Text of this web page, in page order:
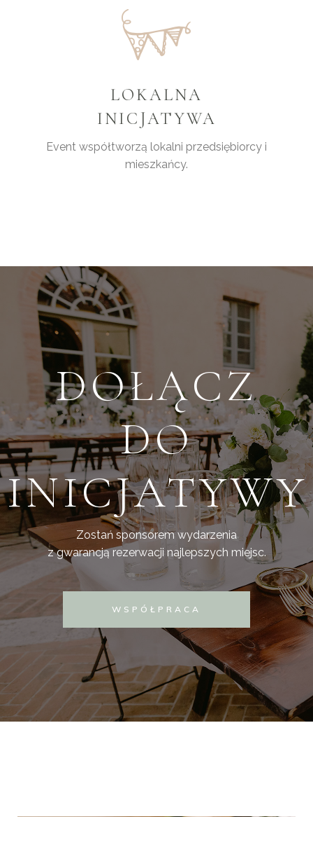
LOKALNA
INICJATYWA
Event współtworzą lokalni przedsiębiorcy i
mieszkańcy.
DOŁĄCZ
DO
INICJATYWY
Zostań sponsorem wydarzenia
z gwarancją rezerwacji najlepszych miejsc.
WSPÓŁPRACA